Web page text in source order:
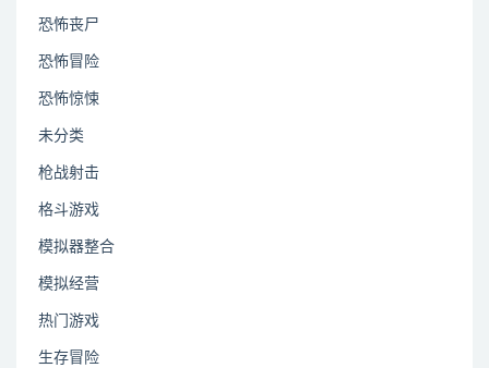
恐怖丧尸
恐怖冒险
恐怖惊悚
未分类
枪战射击
格斗游戏
模拟器整合
模拟经营
热门游戏
生存冒险